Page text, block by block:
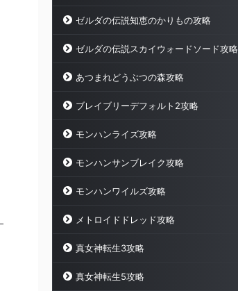
ゼルダの伝説知恵のかりもの攻略
ゼルダの伝説スカイウォードソード攻略
あつまれどうぶつの森攻略
ブレイブリーデフォルト2攻略
モンハンライズ攻略
モンハンサンブレイク攻略
モンハンワイルズ攻略
メトロイドドレッド攻略
真女神転生3攻略
真女神転生5攻略